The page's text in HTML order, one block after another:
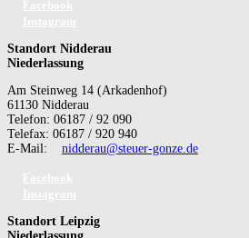
Standort Nidderau
Niederlassung
Am Steinweg 14 (Arkadenhof)
61130 Nidderau
Telefon: 06187 / 92 090
Telefax: 06187 / 920 940
E-Mail: nidderau@steuer-gonze.de
Standort Leipzig